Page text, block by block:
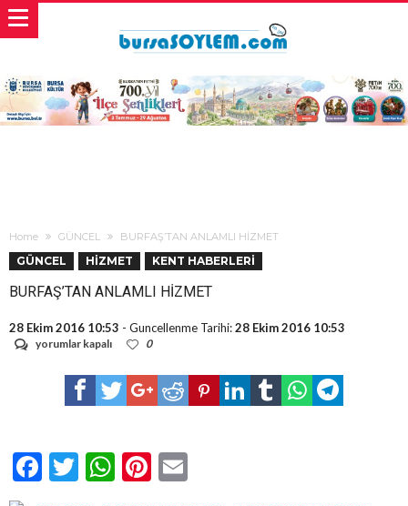
Home GÜNCEL BURFAŞ’TAN ANLAMLI HİZMET
GÜNCEL HİZMET KENT HABERLERİ
BURFAŞ’TAN ANLAMLI HİZMET
28 Ekim 2016 10:53 - Guncellenme Tarihi:28 Ekim 2016 10:53
BURFAŞ’TAN
HİZMET
yorumlar kapalı 0
Facebook
TwitterWhatsApp
Pinterest